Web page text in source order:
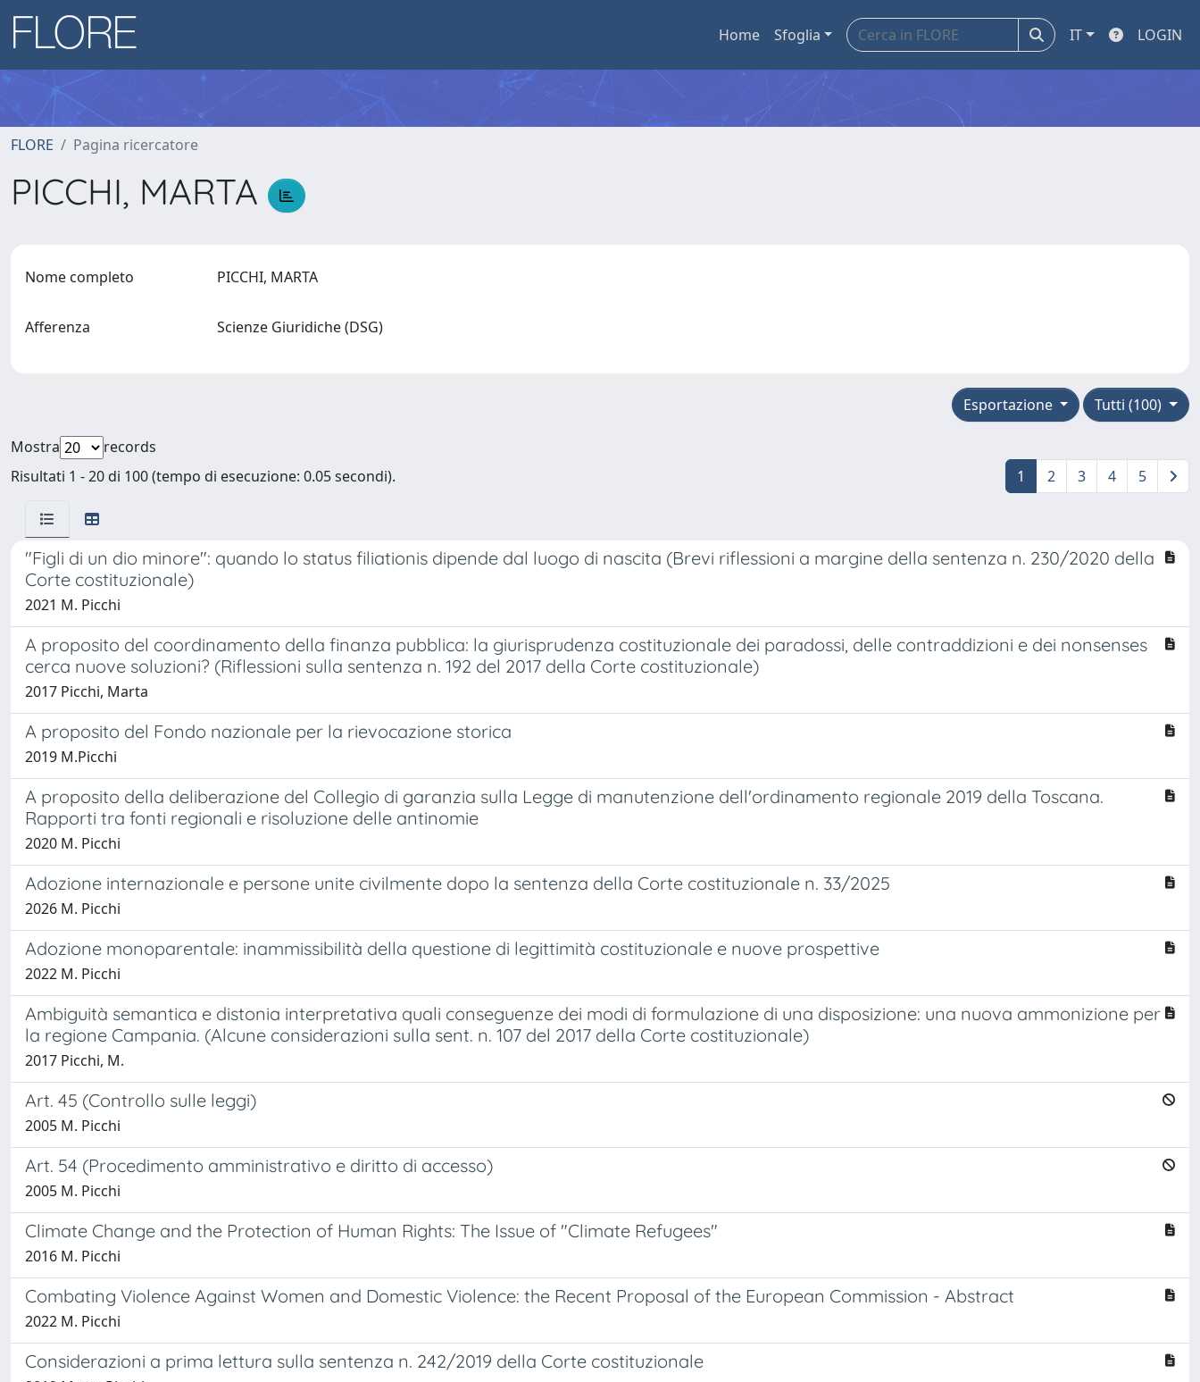
Home Sfoglia IT LOGIN
FLORE Pagina ricercatore
PICCHI, MARTA
Nome completo PICCHI, MARTA
Afferenza Scienze Giuridiche (DSG)
Tutti (100)
Esportazione
Mostra
records
Risultati 1 - 20 di 100 (tempo di esecuzione: 0.05 secondi).
1 2 3 4 5
"Figli di un dio minore": quando lo status filiationis dipende dal luogo di nascita (Brevi riflessioni a margine della sentenza n. 230/2020 della
Corte costituzionale)
2021 M. Picchi
A proposito del coordinamento della finanza pubblica: la giurisprudenza costituzionale dei paradossi, delle contraddizioni e dei nonsenses
cerca nuove soluzioni? (Riflessioni sulla sentenza n. 192 del 2017 della Corte costituzionale)
2017 Picchi, Marta
A proposito del Fondo nazionale per la rievocazione storica
2019 M.Picchi
A proposito della deliberazione del Collegio di garanzia sulla Legge di manutenzione dell'ordinamento regionale 2019 della Toscana.
Rapporti tra fonti regionali e risoluzione delle antinomie
2020 M. Picchi
Adozione internazionale e persone unite civilmente dopo la sentenza della Corte costituzionale n. 33/2025
2026 M. Picchi
Adozione monoparentale: inammissibilità della questione di legittimità costituzionale e nuove prospettive
2022 M. Picchi
Ambiguità semantica e distonia interpretativa quali conseguenze dei modi di formulazione di una disposizione: una nuova ammonizione per
la regione Campania. (Alcune considerazioni sulla sent. n. 107 del 2017 della Corte costituzionale)
2017 Picchi, M.
Art. 45 (Controllo sulle leggi)
2005 M. Picchi
Art. 54 (Procedimento amministrativo e diritto di accesso)
2005 M. Picchi
Climate Change and the Protection of Human Rights: The Issue of "Climate Refugees"
2016 M. Picchi
Combating Violence Against Women and Domestic Violence: the Recent Proposal of the European Commission - Abstract
2022 M. Picchi
Considerazioni a prima lettura sulla sentenza n. 242/2019 della Corte costituzionale